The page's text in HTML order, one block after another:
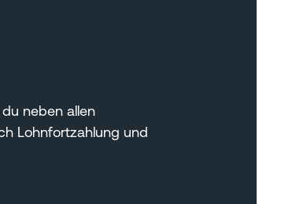
neben allen
Lohnfortzahlung und